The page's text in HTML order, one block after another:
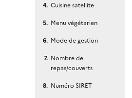
Cuisine satellite
Menu végétarien
Mode de gestion
Nombre de
repas/couverts
Numéro SIRET